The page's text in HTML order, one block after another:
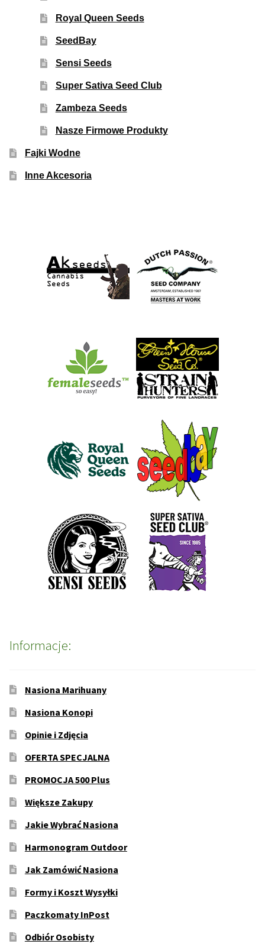
Royal Queen Seeds
SeedBay
Sensi Seeds
Super Sativa Seed Club
Zambeza Seeds
Nasze Firmowe Produkty
Fajki Wodne
Inne Akcesoria
Informacje:
Nasiona Marihuany
Nasiona Konopi
Opinie i Zdjęcia
OFERTA SPECJALNA
PROMOCJA 500 Plus
Większe Zakupy
Jakie Wybrać Nasiona
Harmonogram Outdoor
Jak Zamówić Nasiona
Formy i Koszt Wysyłki
Paczkomaty InPost
Odbiór Osobisty